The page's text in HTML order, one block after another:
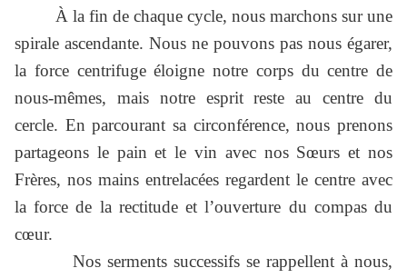
À la fin de chaque cycle, nous marchons sur une
spirale ascendante. Nous ne pouvons pas nous égarer,
la force centrifuge éloigne notre corps du centre de
nous-mêmes, mais notre esprit reste au centre du
cercle. En parcourant sa circonférence, nous prenons
partageons le pain et le vin avec nos Sœurs et nos
Frères, nos mains entrelacées regardent le centre avec
la force de la rectitude et l’ouverture du compas du
cœur.
Nos serments successifs se rappellent à nous,